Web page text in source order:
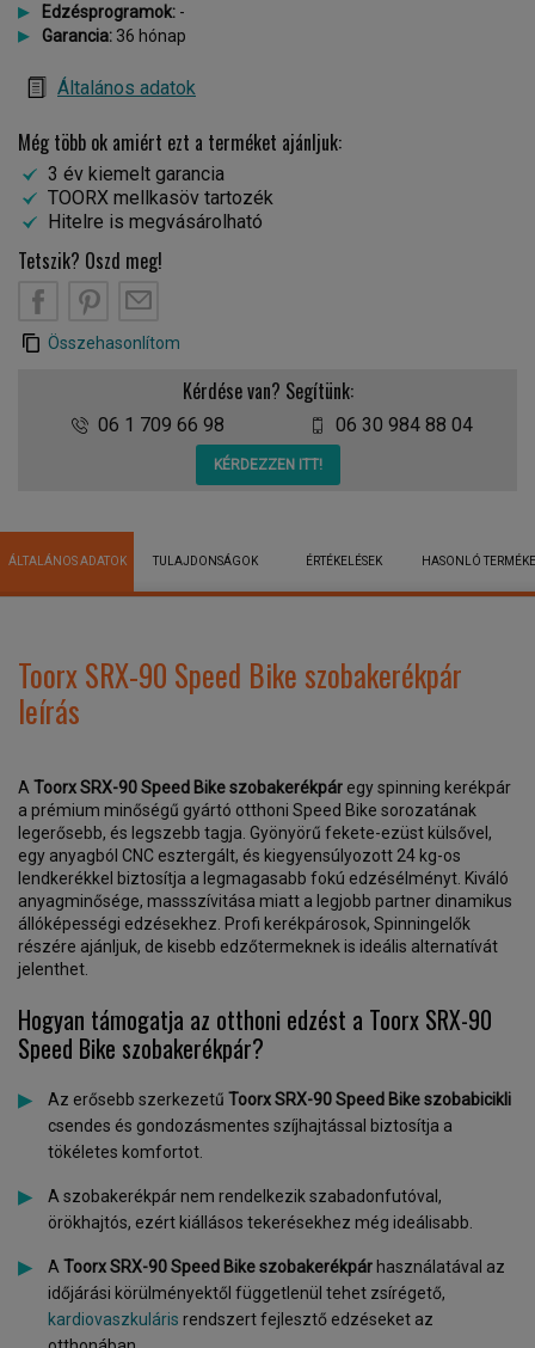
Edzésprogramok: -
Garancia: 36 hónap
Általános adatok
Még több ok amiért ezt a terméket ajánljuk:
3 év kiemelt garancia
TOORX mellkasöv tartozék
Hitelre is megvásárolható
Tetszik? Oszd meg!
Összehasonlítom
Kérdése van? Segítünk:
06 1 709 66 98 06 30 984 88 04
KÉRDEZZEN ITT!
ÁLTALÁNOS ADATOK TULAJDONSÁGOK ÉRTÉKELÉSEK HASONLÓ
Toorx SRX-90 Speed Bike szobakerékpár
leírás
A Toorx SRX-90 Speed Bike szobakerékpár egy spinning kerékpár
a prémium minőségű gyártó otthoni Speed Bike sorozatának
legerősebb, és legszebb tagja. Gyönyörű fekete-ezüst külsővel,
egy anyagból CNC esztergált, és kiegyensúlyozott 24 kg-os
lendkerékkel biztosítja a legmagasabb fokú edzésélményt. Kiváló
anyagminősége, massszívitása miatt a legjobb partner dinamikus
állóképességi edzésekhez. Profi kerékpárosok, Spinningelők
részére ajánljuk, de kisebb edzőtermeknek is ideális alternatívát
jelenthet.
Hogyan támogatja az otthoni edzést a Toorx SRX-90
Speed Bike szobakerékpár?
Az erősebb szerkezetű Toorx SRX-90 Speed Bike szobabicikli
csendes és gondozásmentes szíjhajtással biztosítja a
tökéletes komfortot.
A szobakerékpár nem rendelkezik szabadonfutóval,
örökhajtós, ezért kiállásos tekerésekhez még ideálisabb.
A Toorx SRX-90 Speed Bike szobakerékpár használatával az
időjárási körülményektől függetlenül tehet zsírégető,
kardiovaszkuláris rendszert fejlesztő edzéseket az